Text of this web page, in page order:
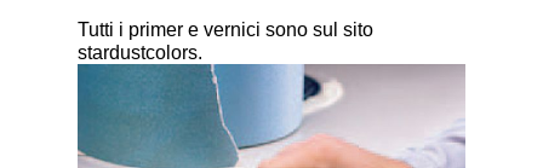
Tutti i primer e vernici sono sul sito
stardustcolors.